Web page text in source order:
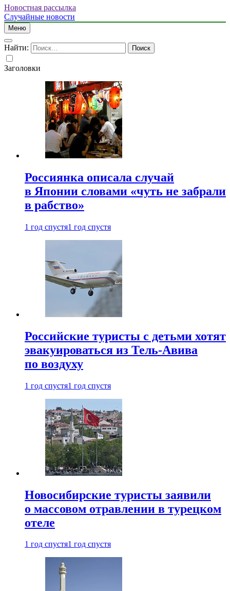
Новостная рассылка
Случайные новости
Меню
Найти:
Заголовки
Россиянка описала случай
в Японии словами «чуть не забрали
в рабство»
1 год спустя1 год спустя
Российские туристы с детьми хотят
эвакуироваться из Тель-Авива
по воздуху
1 год спустя1 год спустя
Новосибирские туристы заявили
о массовом отравлении в турецком
отеле
1 год спустя1 год спустя